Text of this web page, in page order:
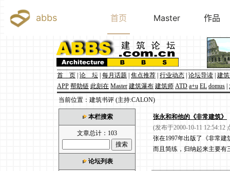
首 页 论 坛 每月话题 焦点推荐 行业动态 论坛导读 建
APP 帮助链 此刻在 Master 建筑瀑布 建筑师 ATD a+u EL domus
当前位置：建筑书评 (主持:CALON)
本栏搜索
文章总计：103
论坛列表
张永和和他的《非常建筑》
(发布于2000-10-11 12:54:12
张在1997年出版了《非常
而且简练，归纳起来主要